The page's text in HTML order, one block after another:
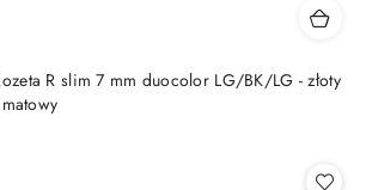
R slim 7 mm duocolor LG/BK/LG - złoty